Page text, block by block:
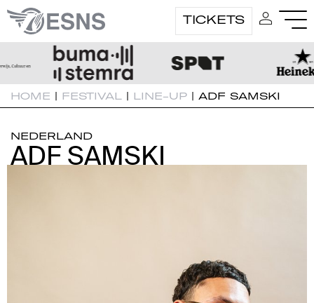
TICKETS
HOME | FESTIVAL | LINE-UP | ADF SAMSKI
NEDERLAND
ADF SAMSKI
ADF SAMSKI